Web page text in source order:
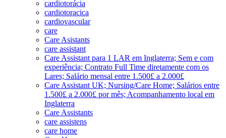
cardiotorácia
cardiotoracica
cardiovascular
care
Care Asistants
care assistant
Care Assistant para 1 LAR em Inglaterra; Sem e com
experiência; Contrato Full Time diretamente com os
Lares; Salário mensal entre 1.500£ a 2.000£
Care Assistant UK; Nursing/Care Home; Salários entre
1.500£ a 2.000£ por mês; Acompanhamento local em
Inglaterra
Care Assistants
care assistens
care home